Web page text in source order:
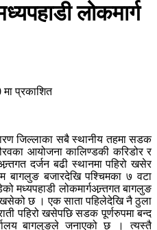
लोकमार्ग
मा प्रकाशित
जिल्लाका सबै स्थानीय तहमा सडक
आयोजना कालिण्डकी करिडोर र
दर्जन बढी स्थानमा पहिरो खसेर
बजारदेखि पश्चिमका ७ वटा
मध्यपहाडी लोकमार्गअन्र्तगत बागलुङ
खसेको छ । एक साता पहिलेदेखि नै ठुला
पहिरो खसेपछि सडक पूर्णरुपमा बन्द
बागलुङले जनाएको छ । त्यस्तै